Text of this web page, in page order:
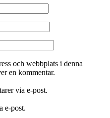
och webbplats i denna
en kommentar.
via e-post.
e-post.